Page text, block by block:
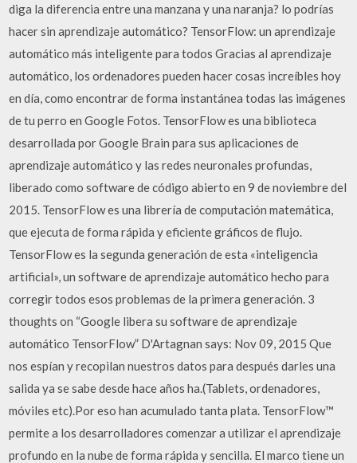
diga la diferencia entre una manzana y una naranja? lo podrías
hacer sin aprendizaje automático? TensorFlow: un aprendizaje
automático más inteligente para todos Gracias al aprendizaje
automático, los ordenadores pueden hacer cosas increíbles hoy
en día, como encontrar de forma instantánea todas las imágenes
de tu perro en Google Fotos. TensorFlow es una biblioteca
desarrollada por Google Brain para sus aplicaciones de
aprendizaje automático y las redes neuronales profundas,
liberado como software de código abierto en 9 de noviembre del
2015. TensorFlow es una librería de computación matemática,
que ejecuta de forma rápida y eficiente gráficos de flujo.
TensorFlow es la segunda generación de esta «inteligencia
artificial», un software de aprendizaje automático hecho para
corregir todos esos problemas de la primera generación. 3
thoughts on “Google libera su software de aprendizaje
automático TensorFlow” D'Artagnan says: Nov 09, 2015 Que
nos espían y recopilan nuestros datos para después darles una
salida ya se sabe desde hace años ha.(Tablets, ordenadores,
móviles etc).Por eso han acumulado tanta plata. TensorFlow™
permite a los desarrolladores comenzar a utilizar el aprendizaje
profundo en la nube de forma rápida y sencilla. El marco tiene un